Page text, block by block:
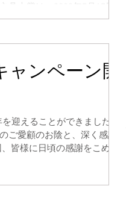
具大賞は、2020年7月17日
新製品・リニューアル製品
・優秀賞を...
ンペーン開
迎えることができました。
ご愛顧のお陰と、深く感謝
皆様に日頃の感謝をこめ